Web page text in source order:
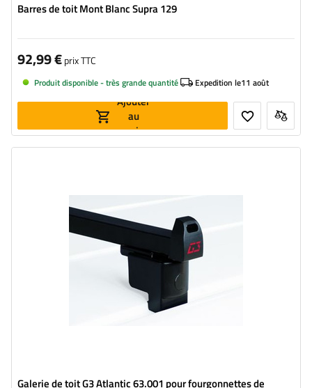
Barres de toit Mont Blanc Supra 129
92,99 €prix TTC
Produit disponible - très grande quantité Expedition le11 août
Ajouter
au
panier
Galerie de toit G3 Atlantic 63.001 pour fourgonnettes de